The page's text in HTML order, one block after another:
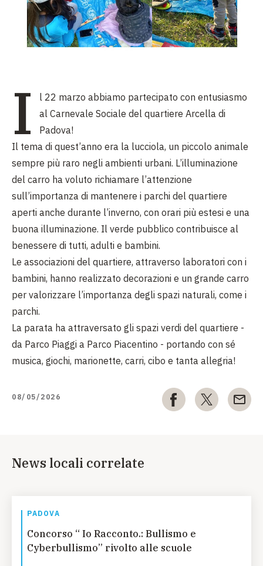
I
l 22 marzo abbiamo partecipato con entusiasmo
al Carnevale Sociale del quartiere Arcella di
Padova!
Il tema di quest’anno era la lucciola, un piccolo animale
sempre più raro negli ambienti urbani. L’illuminazione
del carro ha voluto richiamare l’attenzione
sull’importanza di mantenere i parchi del quartiere
aperti anche durante l’inverno, con orari più estesi e una
buona illuminazione. Il verde pubblico contribuisce al
benessere di tutti, adulti e bambini.
Le associazioni del quartiere, attraverso laboratori con i
bambini, hanno realizzato decorazioni e un grande carro
per valorizzare l’importanza degli spazi naturali, come i
parchi.
La parata ha attraversato gli spazi verdi del quartiere -
da Parco Piaggi a Parco Piacentino - portando con sé
musica, giochi, marionette, carri, cibo e tanta allegria!
08/05/2026
News locali correlate
PADOVA
Concorso “ Io Racconto.: Bullismo e
Cyberbullismo” rivolto alle scuole